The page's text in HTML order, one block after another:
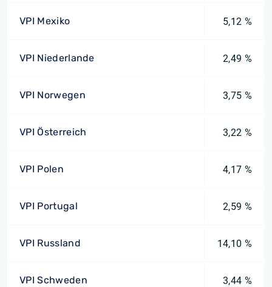
VPI Mexiko 5,12 %
VPI Niederlande 2,49 %
VPI Norwegen 3,75 %
VPI Österreich 3,22 %
VPI Polen 4,17 %
VPI Portugal 2,59 %
VPI Russland 14,10 %
VPI Schweden 3,44 %